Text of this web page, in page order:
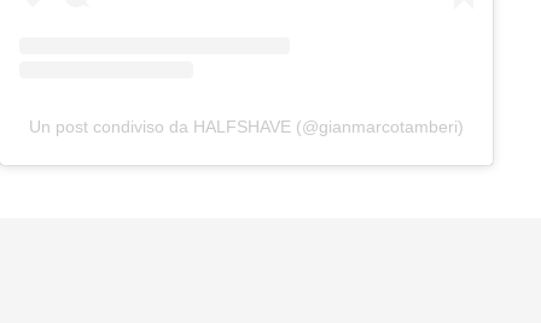
Un post condiviso da HALFSHAVE (@gianmarcotamberi)